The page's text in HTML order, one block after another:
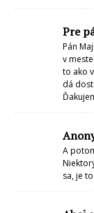
Pre
Pán
v
to ako
dá
A
sa, je